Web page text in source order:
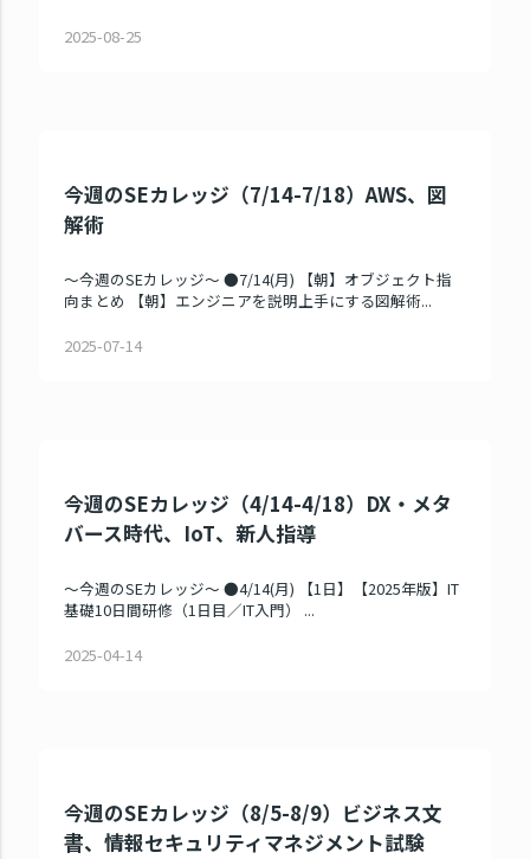
2025-08-25
今週のSEカレッジ（7/14-7/18）AWS、図
解術
～今週のSEカレッジ～ ●7/14(月) 【朝】オブジェクト指
向まとめ 【朝】エンジニアを説明上手にする図解術...
2025-07-14
今週のSEカレッジ（4/14-4/18）DX・メタ
バース時代、IoT、新人指導
～今週のSEカレッジ～ ●4/14(月) 【1日】【2025年版】IT
基礎10日間研修（1日目／IT入門） ...
2025-04-14
今週のSEカレッジ（8/5-8/9）ビジネス文
書、情報セキュリティマネジメント試験